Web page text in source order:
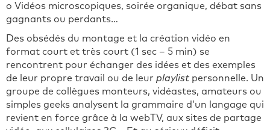
o Vidéos microscopiques, soirée organique, débat sans
gagnants ou perdants…
Des obsédés du montage et la création vidéo en
format court et très court (1 sec – 5 min) se
rencontrent pour échanger des idées et des exemples
de leur propre travail ou de leur playlist personnelle. Un
groupe de collègues monteurs, vidéastes, amateurs ou
simples geeks analysent la grammaire d’un langage qui
revient en force grâce à la webTV, aux sites de partage